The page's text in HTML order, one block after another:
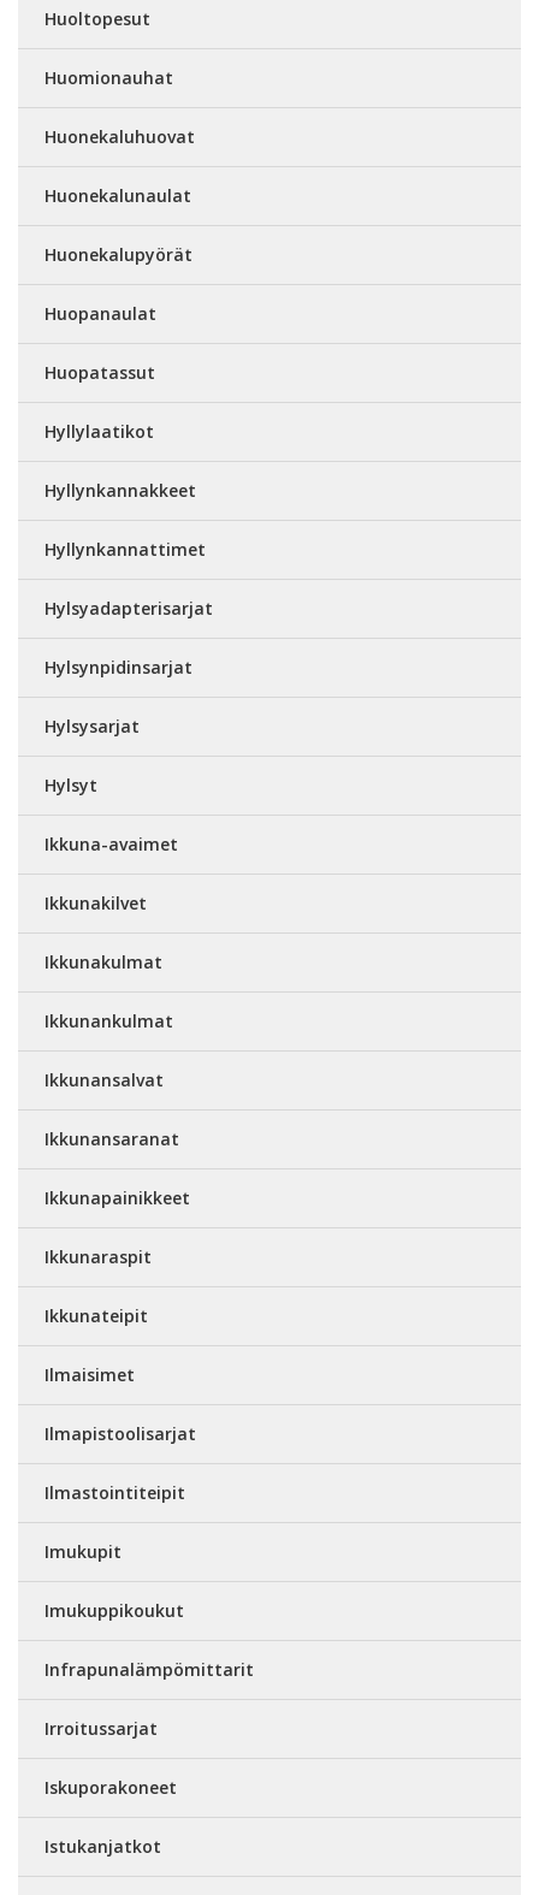
Huoltopesut
Huomionauhat
Huonekaluhuovat
Huonekalunaulat
Huonekalupyörät
Huopanaulat
Huopatassut
Hyllylaatikot
Hyllynkannakkeet
Hyllynkannattimet
Hylsyadapterisarjat
Hylsynpidinsarjat
Hylsysarjat
Hylsyt
Ikkuna-avaimet
Ikkunakilvet
Ikkunakulmat
Ikkunankulmat
Ikkunansalvat
Ikkunansaranat
Ikkunapainikkeet
Ikkunaraspit
Ikkunateipit
Ilmaisimet
Ilmapistoolisarjat
Ilmastointiteipit
Imukupit
Imukuppikoukut
Infrapunalämpömittarit
Irroitussarjat
Iskuporakoneet
Istukanjatkot